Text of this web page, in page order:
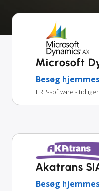
Microsoft
Besøg
ERP-software -
Akatrans
Besøg